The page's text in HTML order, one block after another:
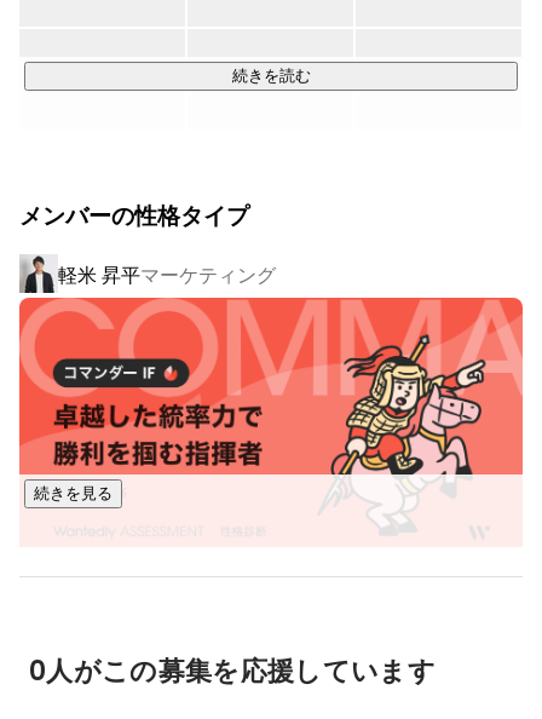
コンテンツ企画・運用・改善までを一貫して担い、
続きを読む
メンバーの性格タイプ
軽米 昇平マーケティング
続きを見る
0人がこの募集を応援しています